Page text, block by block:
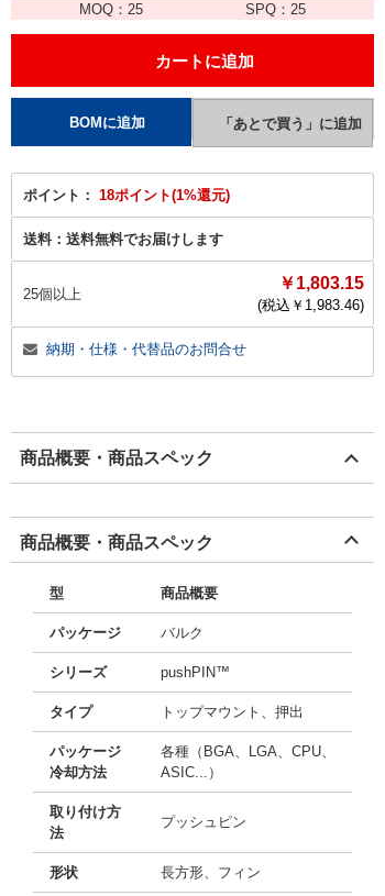
MOQ： 25 SPQ：25
ポイント： 18ポイント(1%還元)
送料： 送料無料でお届けします
25個以上
￥1,803.15
(税込￥ 1,983.46)
納期・仕様・代替品のお問合せ
商品概要・商品スペック
商品概要・商品スペック
型 商品概要
パッケージ バルク
シリーズ pushPIN™
タイプ トップマウント、押出
パッケージ
冷却方法
各種（BGA、LGA、CPU、
ASIC...）
取り付け方
法
プッシュピン
形状 長方形、フィン